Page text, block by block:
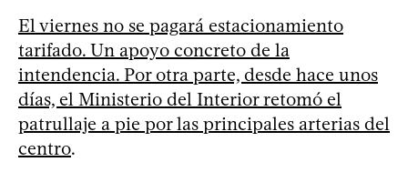
El viernes no se pagará estacionamiento
tarifado. Un apoyo concreto de la
intendencia. Por otra parte, desde hace unos
días, el Ministerio del Interior retomó el
patrullaje a pie por las principales arterias del
centro.